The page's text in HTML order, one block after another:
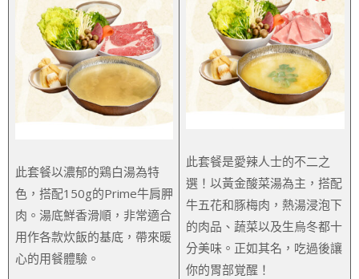
此套餐以濃郁的鶏白湯為特
色，搭配150g的Prime牛肩胛
肉。湯底鮮香滑順，非常適合
用作各款炊飯的基底，帶來暖
心的用餐體驗。
此套餐是愛辣人士的不二之
選！以黃金酸菜湯為主，搭配
牛五花和豚梅肉，熱湯浸泡下
的肉品、蔬菜以及生烏冬都十
分美味。正如其名，吃過後讓
你的胃部覚醒！